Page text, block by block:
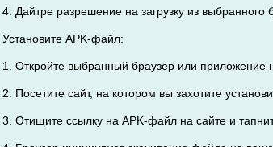
4. Дайтре разрешение на загрузку из
Установите APK-файл:
1. Откройте выбранный браузер или приложение
2. Посетите сайт, на котором вы захотите
3. Отищите ссылку на APK-файл на сайте и